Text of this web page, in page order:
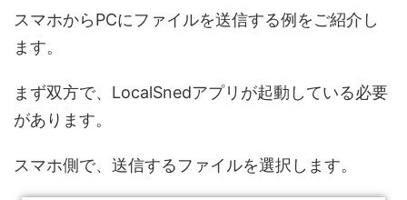
スマホからPCにファイルを送信する例をご紹介し
ます。
まず双方で、LocalSnedアプリが起動している必要
があります。
スマホ側で、送信するファイルを選択します。